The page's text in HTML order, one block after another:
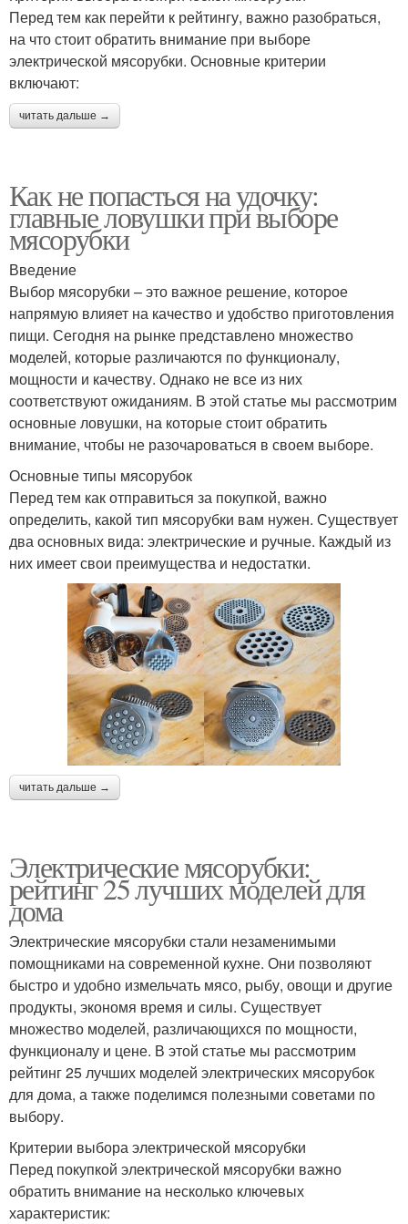
Перед тем как перейти к рейтингу, важно разобраться,
на что стоит обратить внимание при выборе
электрической мясорубки. Основные критерии
включают:
читать дальше →
Как не попасться на удочку:
главные ловушки при выборе
мясорубки
Введение
Выбор мясорубки – это важное решение, которое
напрямую влияет на качество и удобство приготовления
пищи. Сегодня на рынке представлено множество
моделей, которые различаются по функционалу,
мощности и качеству. Однако не все из них
соответствуют ожиданиям. В этой статье мы рассмотрим
основные ловушки, на которые стоит обратить
внимание, чтобы не разочароваться в своем выборе.
Основные типы мясорубок
Перед тем как отправиться за покупкой, важно
определить, какой тип мясорубки вам нужен. Существует
два основных вида: электрические и ручные. Каждый из
них имеет свои преимущества и недостатки.
читать дальше →
Электрические мясорубки:
рейтинг 25 лучших моделей для
дома
Электрические мясорубки стали незаменимыми
помощниками на современной кухне. Они позволяют
быстро и удобно измельчать мясо, рыбу, овощи и другие
продукты, экономя время и силы. Существует
множество моделей, различающихся по мощности,
функционалу и цене. В этой статье мы рассмотрим
рейтинг 25 лучших моделей электрических мясорубок
для дома, а также поделимся полезными советами по
выбору.
Критерии выбора электрической мясорубки
Перед покупкой электрической мясорубки важно
обратить внимание на несколько ключевых
характеристик: